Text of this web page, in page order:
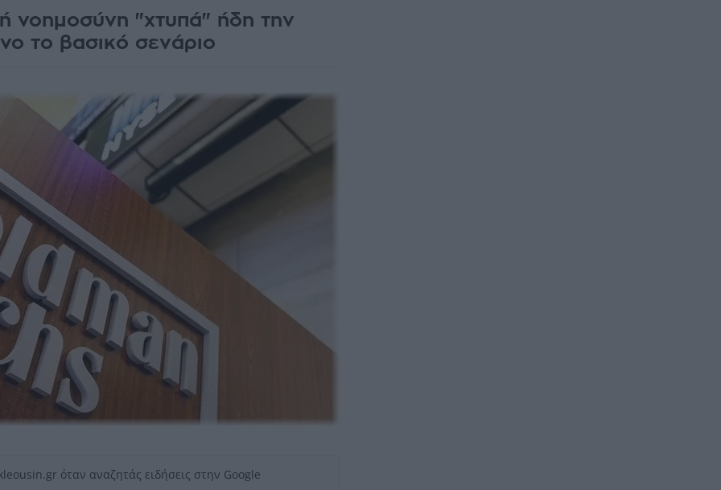
νοημοσύνη "χτυπά" ήδη την
το βασικό σενάριο
όταν αναζητάς ειδήσεις στην Google